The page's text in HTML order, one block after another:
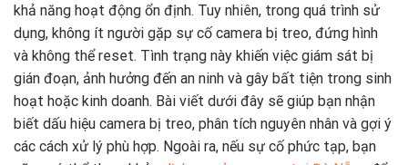
khả năng hoạt động ổn định. Tuy nhiên, trong quá trình sử
dụng, không ít người gặp sự cố camera bị treo, đứng hình
và không thể reset. Tình trạng này khiến việc giám sát bị
gián đoạn, ảnh hưởng đến an ninh và gây bất tiện trong sinh
hoạt hoặc kinh doanh. Bài viết dưới đây sẽ giúp bạn nhận
biết dấu hiệu camera bị treo, phân tích nguyên nhân và gợi ý
các cách xử lý phù hợp. Ngoài ra, nếu sự cố phức tạp, bạn